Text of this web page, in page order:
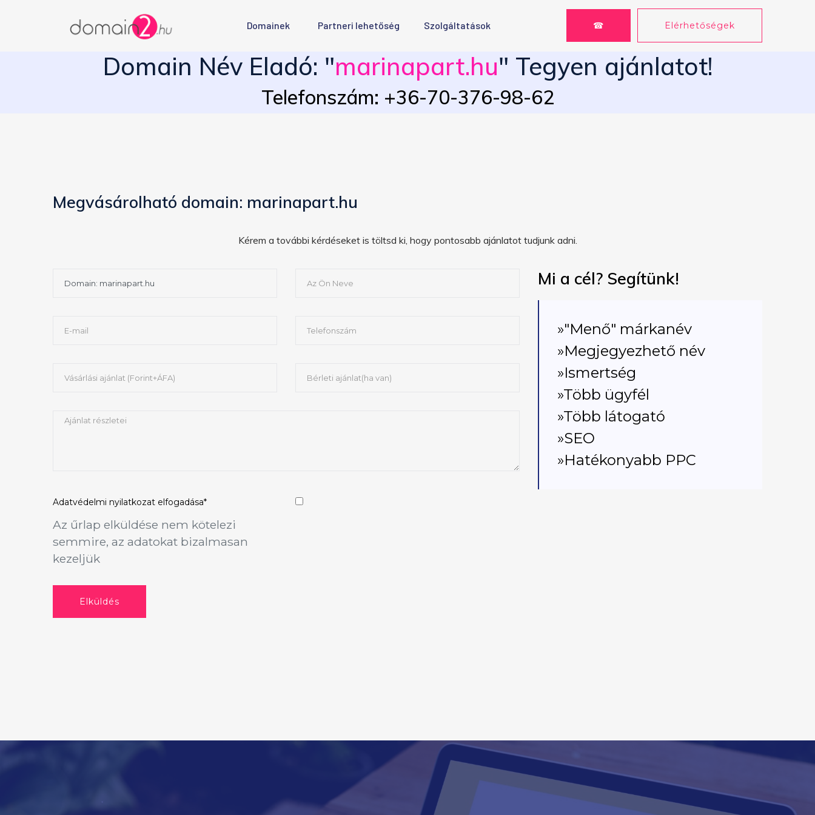
Domainek Partneri lehetőség Szolgáltatások ☎ Elérhetőségek
Domain Név Eladó: "marinapart.hu" Tegyen ajánlatot!
Telefonszám: +36-70-376-98-62
Megvásárolható domain: marinapart.hu
Kérem a további kérdéseket is töltsd ki, hogy pontosabb ajánlatot tudjunk adni.
Adatvédelmi nyilatkozat elfogadása*
Az űrlap elküldése nem kötelezi
semmire, az adatokat bizalmasan
kezeljük
Elküldés
Mi a cél? Segítünk!
»"Menő" márkanév
»Megjegyezhető név
»Ismertség
»Több ügyfél
»Több látogató
»SEO
»Hatékonyabb PPC